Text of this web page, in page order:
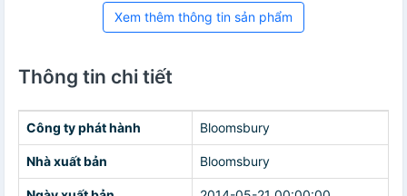
Xem thêm thông tin sản phẩm
Thông tin chi tiết
Công ty phát hành Bloomsbury
Nhà xuất bản Bloomsbury